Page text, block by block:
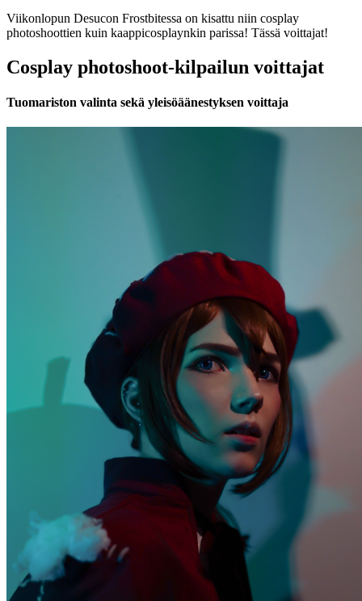
Viikonlopun Desucon Frostbitessa on kisattu niin cosplay
photoshoottien kuin kaappicosplaynkin parissa! Tässä voittajat!
Cosplay photoshoot-kilpailun voittajat
Tuomariston valinta sekä yleisöäänestyksen voittaja